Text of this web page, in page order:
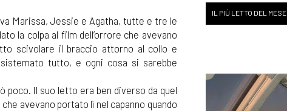
Marissa, Jessie e Agatha, tutte e tre le
la colpa al film dell’orrore che avevano
scivolare il braccio attorno al collo e
tutto, e ogni cosa si sarebbe
poco. Il suo letto era ben diverso da quel
avevano portato lì nel capanno quando
IL PIÙ LETTO DEL MESE